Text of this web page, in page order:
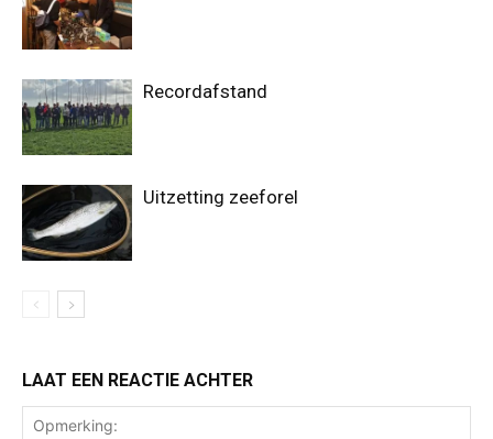
Recordafstand
Uitzetting zeeforel
LAAT EEN REACTIE ACHTER